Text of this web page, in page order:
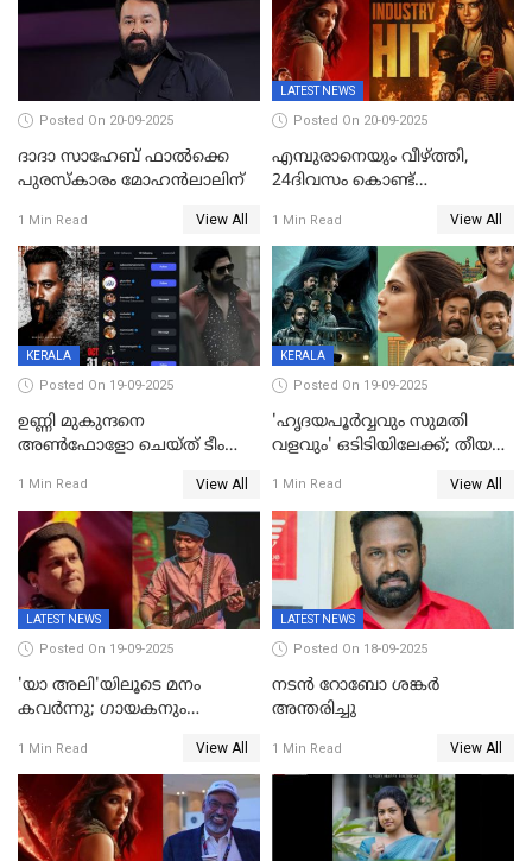
Posted On 20-09-2025
ദാദാ സാഹേബ് ഫാൽക്കെ
പുരസ്‌കാരം മോഹൻലാലിന്
1 Min Read View All
LATEST NEWS
Posted On 20-09-2025
എമ്പുരാനെയും വീഴ്ത്തി,
24ദിവസം കൊണ്ട്
ഇൻഡസ്ട്രി ഹിറ്റ്;
റെക്കോർഡുമായി ലോക
1 Min Read View All
KERALA
Posted On 19-09-2025
ഉണ്ണി മുകുന്ദനെ
അൺഫോളോ ചെയ്ത് ടീം
മാർക്കോയിൽ യാഷ്,
പൃഥ്വിരാജ്,
മമ്മുട്ടി,മോഹൻലാൽ..ചർച്ചകളുമായി
സൈബർലോകവും
1 Min Read View All
KERALA
Posted On 19-09-2025
'ഹൃദയപൂര്‍വ്വവും സുമതി
വളവും' ഒടിടിയിലേക്ക്; തീയതി
1 Min Read View All
LATEST NEWS
Posted On 19-09-2025
'യാ അലി'യിലൂടെ മനം
കവർന്നു; ഗായകനും
അന്തരിച്ചു
1 Min Read View All
LATEST NEWS
Posted On 18-09-2025
നടൻ റോബോ ശങ്കർ
അന്തരിച്ചു
1 Min Read View All